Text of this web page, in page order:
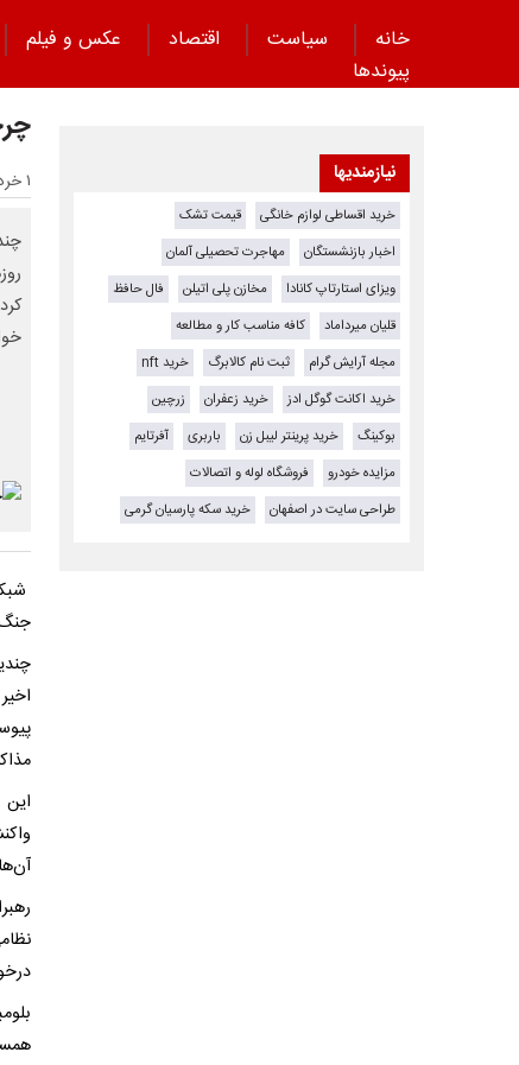
خانه سیاست اقتصاد عکس و فیلم
پیوند‌ها
۱ خرداد ۱۴۰۵ - ۲۰:۳۹ نیازمندیها
خرید اقساطی لوازم خانگی
قیمت تشک
اخبار بازنشستگان
مهاجرت تحصیلی آلمان
ویزای استارتاپ کانادا
مخازن پلی اتیلن
فال حافظ
قلیان میرداماد
کافه مناسب کار و مطالعه
مجله آرایش گرام
ثبت نام کالابرگ
خرید nft
خرید اکانت گوگل ادز
خرید زعفران
زرچین
بوکینگ
خرید پرینتر لیبل زن باربری
آفرتایم
مزایده خودرو
فروشگاه لوله و اتصالات
طراحی سایت در اصفهان
خرید سکه پارسیان گرمی